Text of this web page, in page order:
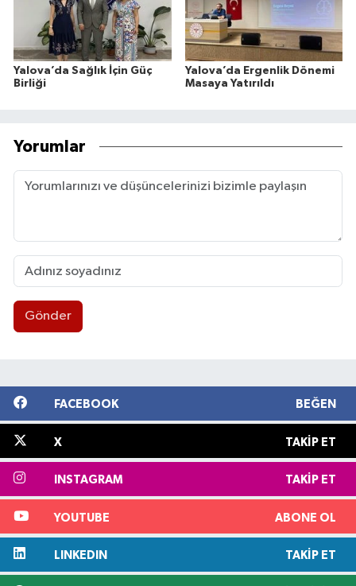
Yalova’da Sağlık İçin Güç
Birliği
Yalova’da Ergenlik Dönemi
Masaya Yatırıldı
Yorumlar
Gönder
FACEBOOK BEĞEN
X TAKIP ET
INSTAGRAM TAKIP ET
YOUTUBE ABONE OL
LINKEDIN TAKIP ET